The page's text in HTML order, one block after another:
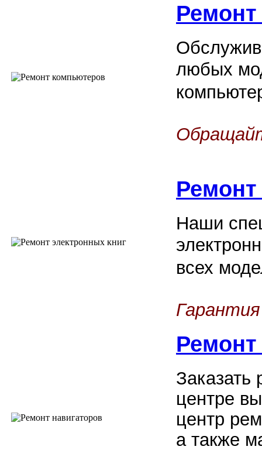
любых
Ремонт
Наши
всех
Ремонт
Заказать
центре
центр
а также